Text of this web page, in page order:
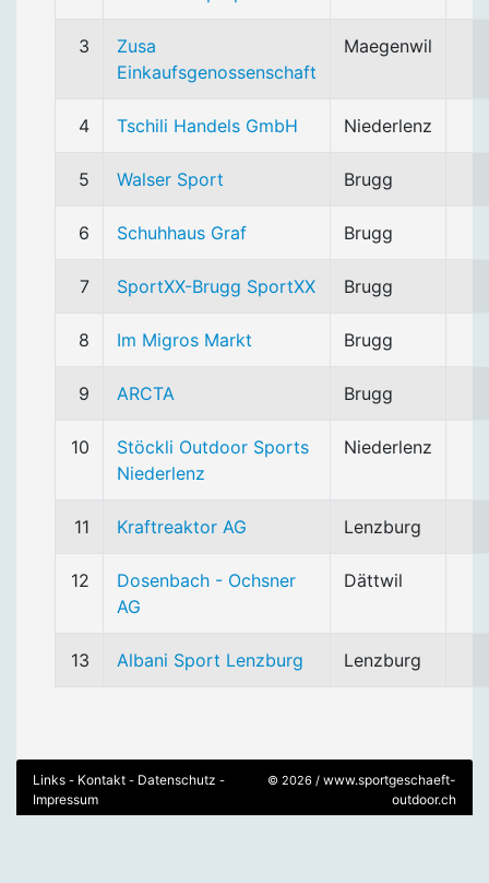
3
Zusa
Einkaufsgenossenschaft
Maegenwil
4 Tschili Handels GmbH Niederlenz
5 Walser Sport Brugg
6 Schuhhaus Graf Brugg
7 SportXX-Brugg SportXX Brugg
8 Im Migros Markt Brugg
9 ARCTA Brugg
10
Stöckli Outdoor Sports
Niederlenz
Niederlenz
11 Kraftreaktor AG Lenzburg
12
Dosenbach - Ochsner
AG
Dättwil
13 Albani Sport Lenzburg Lenzburg
Links - Kontakt - Datenschutz -
Impressum
© 2026 / www.sportgeschaeft-
outdoor.ch